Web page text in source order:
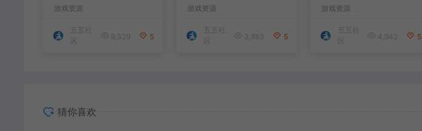
整版 白猪3.0免费版 安
卓+苹果+教程+工具
游戏资源
五五社
区
9,329 5
已整理配套微端 直接改I
P即可进入游戏
游戏资源
五五社
区
3,883 5
制 版本 1.80九龙特色星
王合击版
游戏资源
五五社
区
4,942 5
猜你喜欢